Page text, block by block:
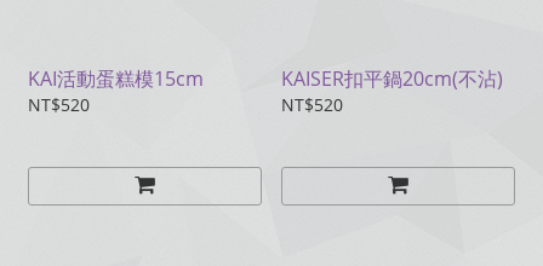
KAI活動蛋糕模15cm
NT$520
KAISER扣平鍋20cm(不沾)
NT$520